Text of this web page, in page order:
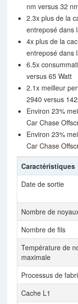
nm versus 32
2.3x plus de la
entreposé dans
4x plus de la
entreposé dans
6.5x
versus 65 Watt
2.1x meilleur
2940 versus
Environ 23%
Car Chase
Environ 23%
Car Chase
Caractéristiques
Date de sortie
Nombre de
Nombre de fils
Température de
maximale
Processus de
Cache L1